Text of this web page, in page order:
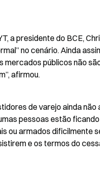
a presidente do BCE,
no cenário. Ainda
mercados públicos não
afirmou.
de varejo ainda
pessoas estão
ou armados dificilmente
e os termos do